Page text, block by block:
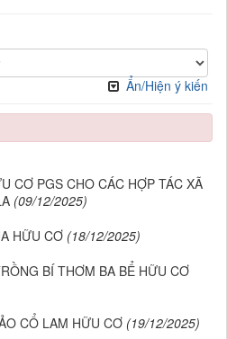
Ẩn/Hiện ý kiến
CƠ PGS CHO CÁC HỢP TÁC XÃ
(09/12/2025)
HỮU CƠ (18/12/2025)
BÍ THƠM BA BỂ HỮU CƠ
CỔ LAM HỮU CƠ (19/12/2025)